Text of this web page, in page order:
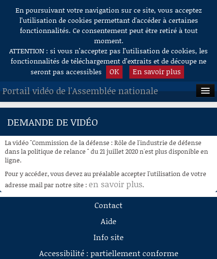
Aller au contenu
En poursuivant votre navigation sur ce site, vous acceptez
l’utilisation de cookies permettant d'accéder à certaines
fonctionnalités. Ce consentement peut être retiré à tout
moment.
ATTENTION : si vous n’acceptez pas l’utilisation de cookies, les
fonctionnalités de téléchargement d’extraits et de découpe ne
seront pas accessibles
OK En savoir plus
Portail vidéo de l'Assemblée nationale
ACCUEIL
À LA DEMANDE
RECHERCHE
AIDE À LA DÉCOUPE
DE VIDÉOS
DEMANDE DE VIDÉO
La vidéo "Commission de la défense : Rôle de l'industrie de défense
dans la politique de relance " du 21 juillet 2020 n'est plus disponible en
ligne.
Pour y accéder, vous devez au préalable accepter l'utilisation de votre
adresse mail par notre site : en savoir plus.
Contact
Aide
Info site
Accessibilité : partiellement conforme